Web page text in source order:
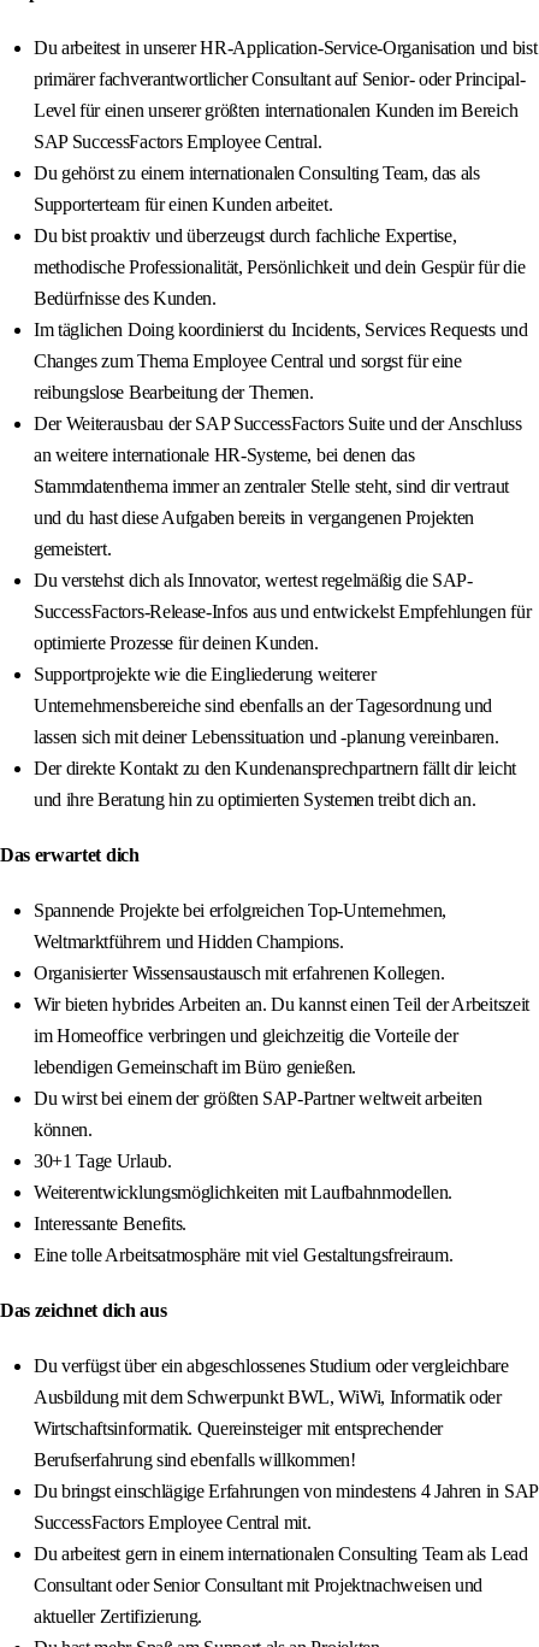
Du arbeitest in unserer HR-Application-Service-Organisation und bist
primärer fachverantwortlicher Consultant auf Senior- oder Principal-
Level für einen unserer größten internationalen Kunden im Bereich
SAP SuccessFactors Employee Central.
Du gehörst zu einem internationalen Consulting Team, das als
Supporterteam für einen Kunden arbeitet.
Du bist proaktiv und überzeugst durch fachliche Expertise,
methodische Professionalität, Persönlichkeit und dein Gespür für die
Bedürfnisse des Kunden.
Im täglichen Doing koordinierst du Incidents, Services Requests und
Changes zum Thema Employee Central und sorgst für eine
reibungslose Bearbeitung der Themen.
Der Weiterausbau der SAP SuccessFactors Suite und der Anschluss
an weitere internationale HR-Systeme, bei denen das
Stammdatenthema immer an zentraler Stelle steht, sind dir vertraut
und du hast diese Aufgaben bereits in vergangenen Projekten
gemeistert.
Du verstehst dich als Innovator, wertest regelmäßig die SAP-
SuccessFactors-Release-Infos aus und entwickelst Empfehlungen für
optimierte Prozesse für deinen Kunden.
Supportprojekte wie die Eingliederung weiterer
Unternehmensbereiche sind ebenfalls an der Tagesordnung und
lassen sich mit deiner Lebenssituation und -planung vereinbaren.
Der direkte Kontakt zu den Kundenansprechpartnern fällt dir leicht
und ihre Beratung hin zu optimierten Systemen treibt dich an.
Das erwartet dich
Spannende Projekte bei erfolgreichen Top-Unternehmen,
Weltmarktführern und Hidden Champions.
Organisierter Wissensaustausch mit erfahrenen Kollegen.
Wir bieten hybrides Arbeiten an. Du kannst einen Teil der Arbeitszeit
im Homeoffice verbringen und gleichzeitig die Vorteile der
lebendigen Gemeinschaft im Büro genießen.
Du wirst bei einem der größten SAP-Partner weltweit arbeiten
können.
30+1 Tage Urlaub.
Weiterentwicklungsmöglichkeiten mit Laufbahnmodellen.
Interessante Benefits.
Eine tolle Arbeitsatmosphäre mit viel Gestaltungsfreiraum.
Das zeichnet dich aus
Du verfügst über ein abgeschlossenes Studium oder vergleichbare
Ausbildung mit dem Schwerpunkt BWL, WiWi, Informatik oder
Wirtschaftsinformatik. Quereinsteiger mit entsprechender
Berufserfahrung sind ebenfalls willkommen!
Du bringst einschlägige Erfahrungen von mindestens 4 Jahren in SAP
SuccessFactors Employee Central mit.
Du arbeitest gern in einem internationalen Consulting Team als Lead
Consultant oder Senior Consultant mit Projektnachweisen und
aktueller Zertifizierung.